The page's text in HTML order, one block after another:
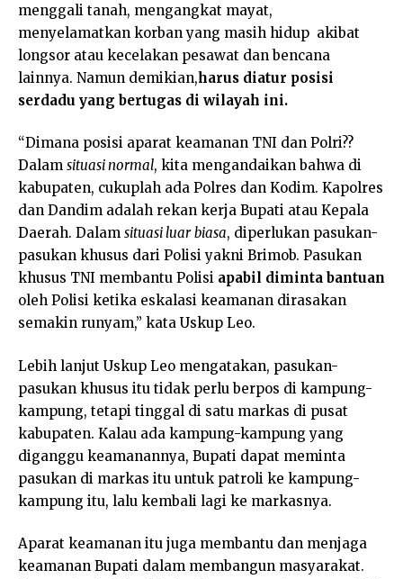
menggali tanah, mengangkat mayat,
menyelamatkan korban yang masih hidup akibat
longsor atau kecelakan pesawat dan bencana
lainnya. Namun demikian,harus diatur posisi
serdadu yang bertugas di wilayah ini.
“Dimana posisi aparat keamanan TNI dan Polri??
Dalam situasi normal, kita mengandaikan bahwa di
kabupaten, cukuplah ada Polres dan Kodim. Kapolres
dan Dandim adalah rekan kerja Bupati atau Kepala
Daerah. Dalam situasi luar biasa, diperlukan pasukan-
pasukan khusus dari Polisi yakni Brimob. Pasukan
khusus TNI membantu Polisi apabil diminta bantuan
oleh Polisi ketika eskalasi keamanan dirasakan
semakin runyam,” kata Uskup Leo.
Lebih lanjut Uskup Leo mengatakan, pasukan-
pasukan khusus itu tidak perlu berpos di kampung-
kampung, tetapi tinggal di satu markas di pusat
kabupaten. Kalau ada kampung-kampung yang
diganggu keamanannya, Bupati dapat meminta
pasukan di markas itu untuk patroli ke kampung-
kampung itu, lalu kembali lagi ke markasnya.
Aparat keamanan itu juga membantu dan menjaga
keamanan Bupati dalam membangun masyarakat.